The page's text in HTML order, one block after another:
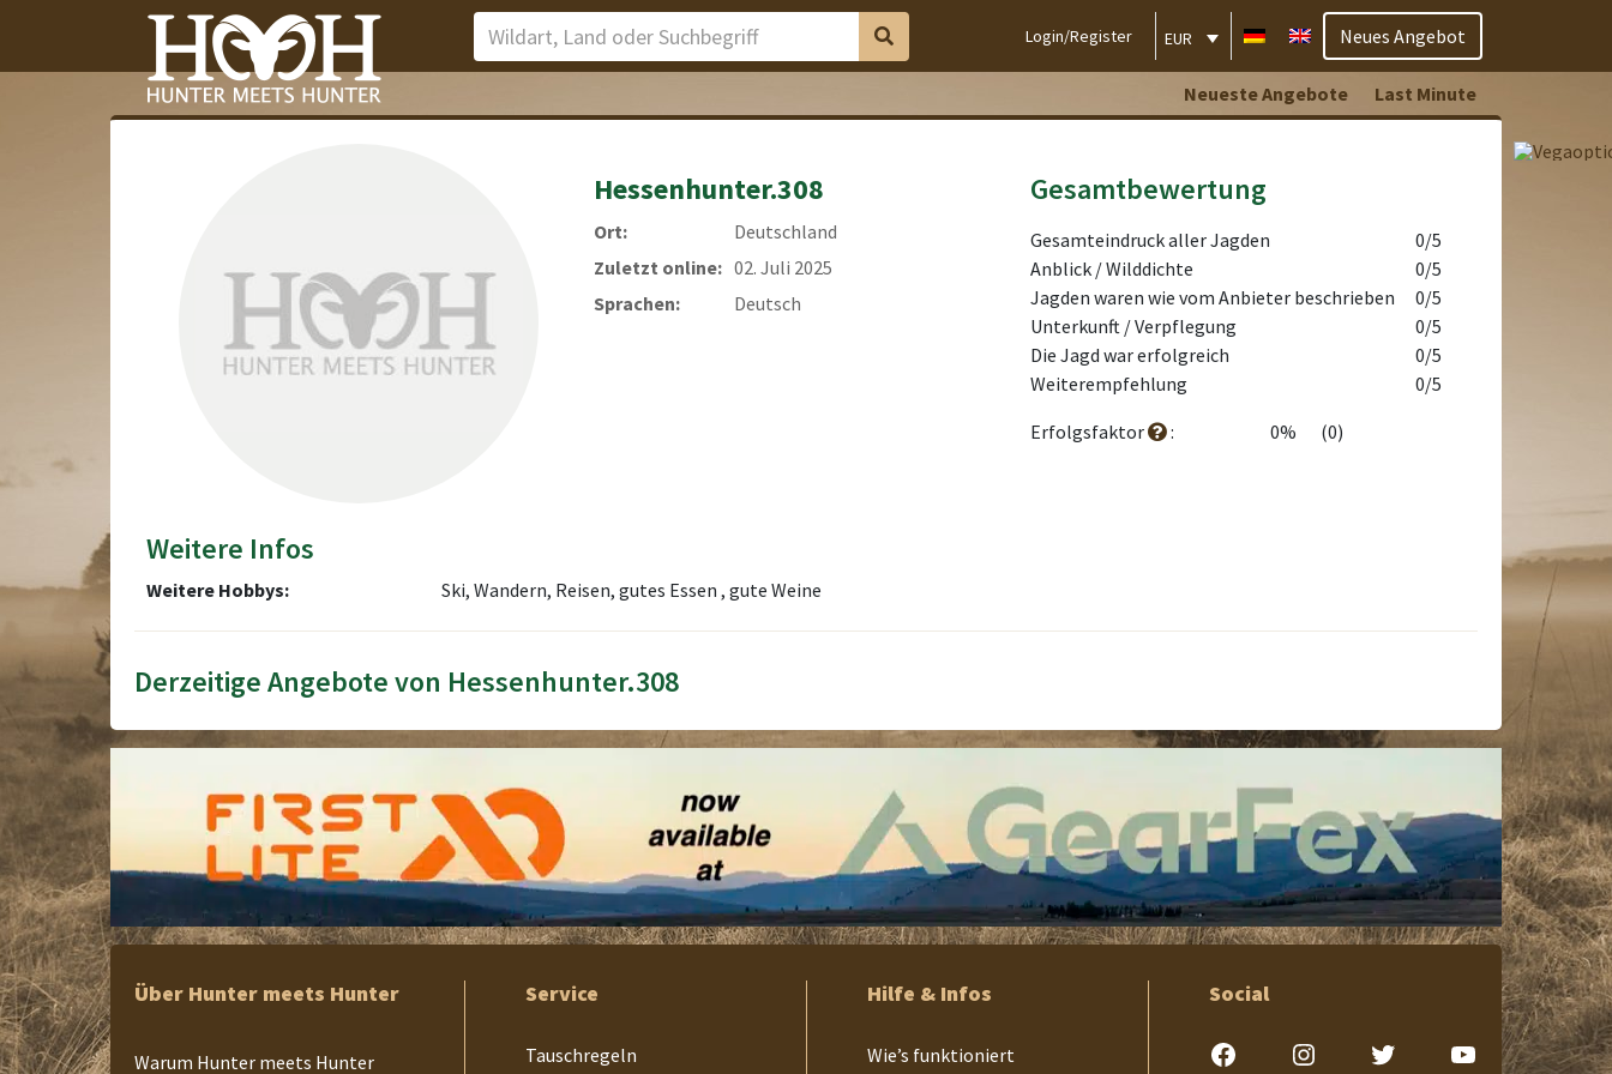
Login/Register EUR Neues Angebot
Neueste Angebote Last Minute
Hessenhunter.308
Ort:
Deutschland
Zuletzt online: 02. Juli 2025
Sprachen:
Deutsch
Gesamtbewertung
Gesamteindruck aller Jagden
0/5
Anblick / Wilddichte
0/5
Jagden waren wie vom Anbieter beschrieben
0/5
Unterkunft / Verpflegung
0/5
Die Jagd war erfolgreich
0/5
Weiterempfehlung
0/5
Erfolgsfaktor
: 0% (0)
Weitere Infos
Weitere Hobbys: Ski, Wandern, Reisen, gutes Essen , gute Weine
Derzeitige Angebote von Hessenhunter.308
Über Hunter meets Hunter
Warum Hunter meets Hunter
Service
Tauschregeln
Hilfe & Infos
Wie’s funktioniert
Social
FacebookInstagramTwitterYouTube